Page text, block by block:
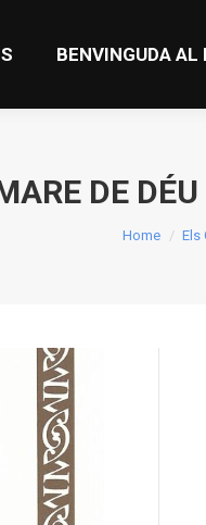
BENVINGUDA AL
DE
You are
Home Els